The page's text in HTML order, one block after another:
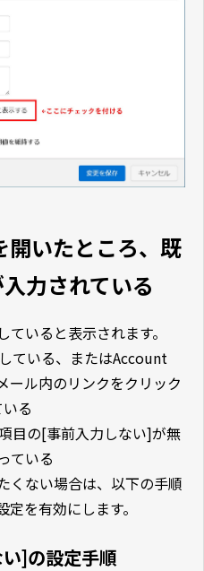
開いたところ、既
力されている
いると表示されます。
ている、またはAccount
ール内のリンクをクリック
る
目の[事前入力しない]が無
ている
くない場合は、以下の手順
を有効にします。
]の設定手順